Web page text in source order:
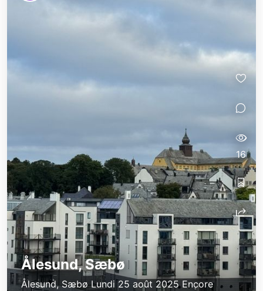
Ålesund, Sæbø
Ålesund, Sæbø Lundi 25 août 2025 Encore
16